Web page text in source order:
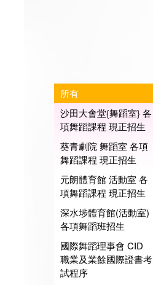
所有
沙田大會堂{舞蹈室} 各
項舞蹈課程 現正招生
葵青劇院 舞蹈室 各項
舞蹈課程 現正招生
元朗體育館 活動室 各
項舞蹈課程 現正招生
深水埗體育館(活動室)
各項舞蹈班招生
國際舞蹈理事會 CID
職業及業餘國際證書考
試程序